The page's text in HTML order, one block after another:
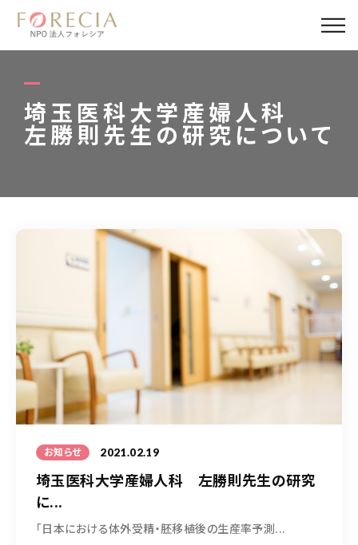
埼玉医科大学産婦人科
左勝則先生の研究について
お知らせ 2021.02.19
埼玉医科大学産婦人科 左勝則先生の研究
に...
「日本における体外受精・胚移植後の生産率予測...
私たちについて
事業内容
事業実績
活動報告
パートナー
寄付・応援
050-5490-5950
営業時間
お問い合わせはこちら